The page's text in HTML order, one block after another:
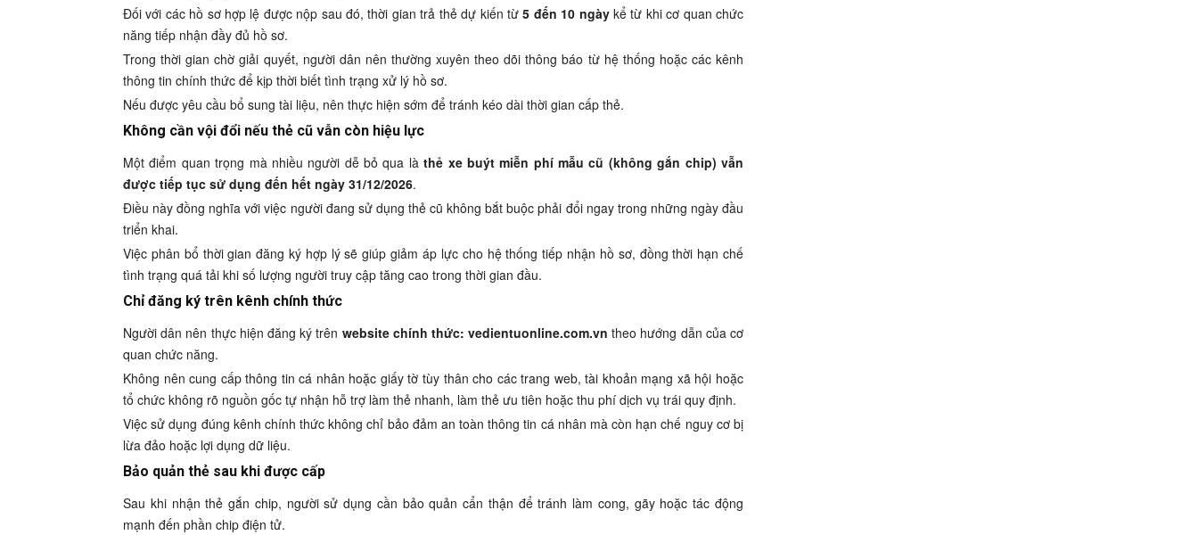
Đối với các hồ sơ hợp lệ được nộp sau đó, thời gian trả thẻ dự kiến từ5 đến 10 ngàykể từ khi cơ quan chức
năng tiếp nhận đầy đủ hồ sơ.
Trong thời gian chờ giải quyết, người dân nên thường xuyên theo dõi thông báo từ hệ thống hoặc các kênh
thông tin chính thức để kịp thời biết tình trạng xử lý hồ sơ.
Nếu được yêu cầu bổ sung tài liệu, nên thực hiện sớm để tránh kéo dài thời gian cấp thẻ.
Không cần vội đổi nếu thẻ cũ vẫn còn hiệu lực
Một điểm quan trọng mà nhiều người dễ bỏ qua làthẻ xe buýt miễn phí mẫu cũ (không gắn chip) vẫn
được tiếp tục sử dụng đến hết ngày 31/12/2026.
Điều này đồng nghĩa với việc người đang sử dụng thẻ cũ không bắt buộc phải đổi ngay trong những ngày đầu
triển khai.
Việc phân bổ thời gian đăng ký hợp lý sẽ giúp giảm áp lực cho hệ thống tiếp nhận hồ sơ, đồng thời hạn chế
tình trạng quá tải khi số lượng người truy cập tăng cao trong thời gian đầu.
Chỉ đăng ký trên kênh chính thức
Người dân nên thực hiện đăng ký trên website chính thức: vedientuonline.com.vn theo hướng dẫn của cơ
quan chức năng.
Không nên cung cấp thông tin cá nhân hoặc giấy tờ tùy thân cho các trang web, tài khoản mạng xã hội hoặc
tổ chức không rõ nguồn gốc tự nhận hỗ trợ làm thẻ nhanh, làm thẻ ưu tiên hoặc thu phí dịch vụ trái quy định.
Việc sử dụng đúng kênh chính thức không chỉ bảo đảm an toàn thông tin cá nhân mà còn hạn chế nguy cơ bị
lừa đảo hoặc lợi dụng dữ liệu.
Bảo quản thẻ sau khi được cấp
Sau khi nhận thẻ gắn chip, người sử dụng cần bảo quản cẩn thận để tránh làm cong, gãy hoặc tác động
mạnh đến phần chip điện tử.